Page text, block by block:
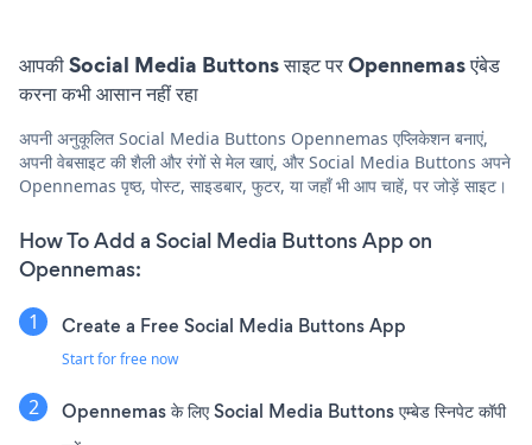
आपकी Social Media Buttons साइट पर Opennemas एंबेड
करना कभी आसान नहीं रहा
अपनी अनुकूलित Social Media Buttons Opennemas एप्लिकेशन बनाएं,
अपनी वेबसाइट की शैली और रंगों से मेल खाएं, और Social Media Buttons अपने
Opennemas पृष्ठ, पोस्ट, साइडबार, फुटर, या जहाँ भी आप चाहें, पर जोड़ें साइट।
How To Add a Social Media Buttons App on
Opennemas:
Create a Free Social Media Buttons App
Start for free now
Opennemas के लिए Social Media Buttons एम्बेड स्निपेट कॉपी